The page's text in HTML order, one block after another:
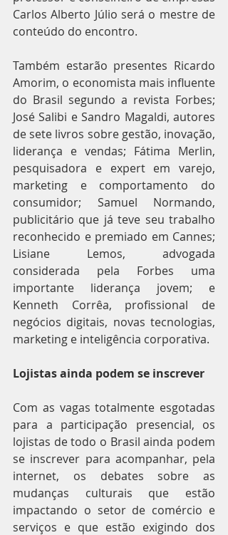
Carlos Alberto Júlio será o mestre de
conteúdo do encontro.
Também estarão presentes Ricardo
Amorim, o economista mais influente
do Brasil segundo a revista Forbes;
José Salibi e Sandro Magaldi, autores
de sete livros sobre gestão, inovação,
liderança e vendas; Fátima Merlin,
pesquisadora e expert em varejo,
marketing e comportamento do
consumidor; Samuel Normando,
publicitário que já teve seu trabalho
reconhecido e premiado em Cannes;
Lisiane Lemos, advogada
considerada pela Forbes uma
importante liderança jovem; e
Kenneth Corrêa, profissional de
negócios digitais, novas tecnologias,
marketing e inteligência corporativa.
Lojistas ainda podem se inscrever
Com as vagas totalmente esgotadas
para a participação presencial, os
lojistas de todo o Brasil ainda podem
se inscrever para acompanhar, pela
internet, os debates sobre as
mudanças culturais que estão
impactando o setor de comércio e
serviços e que estão exigindo dos